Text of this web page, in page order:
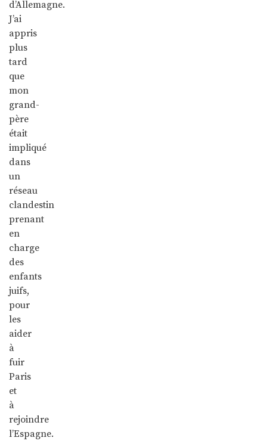
d’Allemagne.
J’ai
appris
plus
tard
que
mon
grand-
père
était
impliqué
dans
un
réseau
clandestin
prenant
en
charge
des
enfants
juifs,
pour
les
aider
à
fuir
Paris
et
à
rejoindre
l’Espagne.